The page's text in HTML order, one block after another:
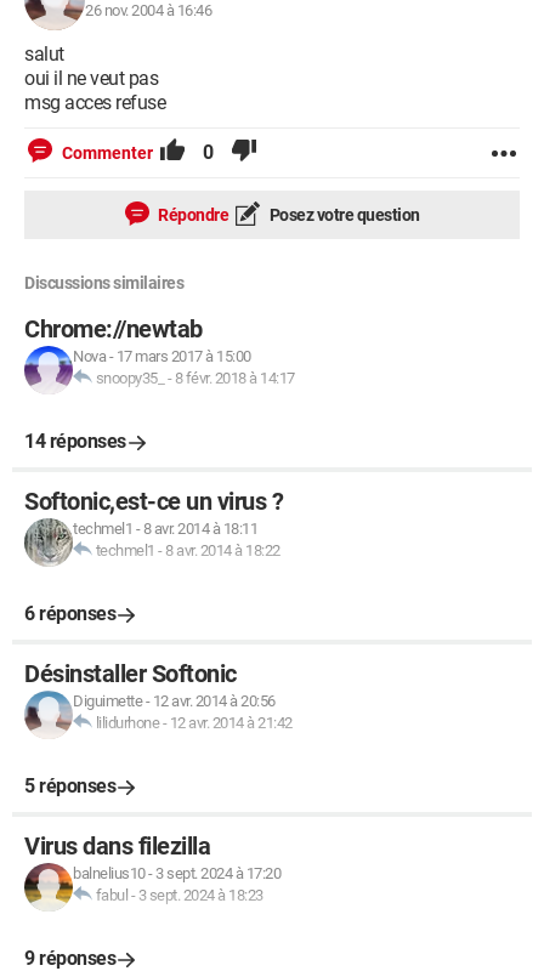
26 nov. 2004 à 16:46
salut
oui il ne veut pas
msg acces refuse
Commenter 0
Répondre Posez votre question
Discussions similaires
Chrome://newtab
Nova- 17 mars 2017 à 15:00
snoopy35_ - 8 févr. 2018 à 14:17
14 réponses
Softonic,est-ce un virus ?
techmel1 -8 avr. 2014 à 18:11
techmel1 - 8 avr. 2014 à 18:22
6 réponses
Désinstaller Softonic
Diguimette- 12 avr. 2014 à 20:56
lilidurhone- 12 avr. 2014 à 21:42
5 réponses
Virus dans filezilla
balnelius10- 3 sept. 2024 à 17:20
fabul - 3 sept. 2024 à 18:23
9 réponses